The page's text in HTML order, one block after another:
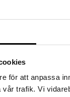
för att anpassa
trafik. Vi
fugtgivende
en let afskyllet
ingredienser
konserveringsmidler.